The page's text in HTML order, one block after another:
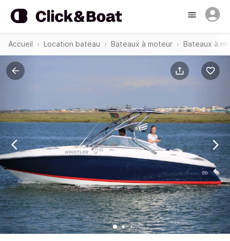
Accueil Location bateau Bateaux à moteur Bateaux à